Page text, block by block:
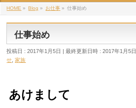
HOME » Blog » お仕事 » 仕事始め
仕事始め
投稿日 : 2017年1月5日 最終更新日時 : 2017年1月5日
せ ,家族
あけまして